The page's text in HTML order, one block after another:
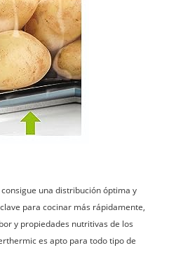
una distribución óptima y
para cocinar más rápidamente,
y propiedades nutritivas de los
es apto para todo tipo de